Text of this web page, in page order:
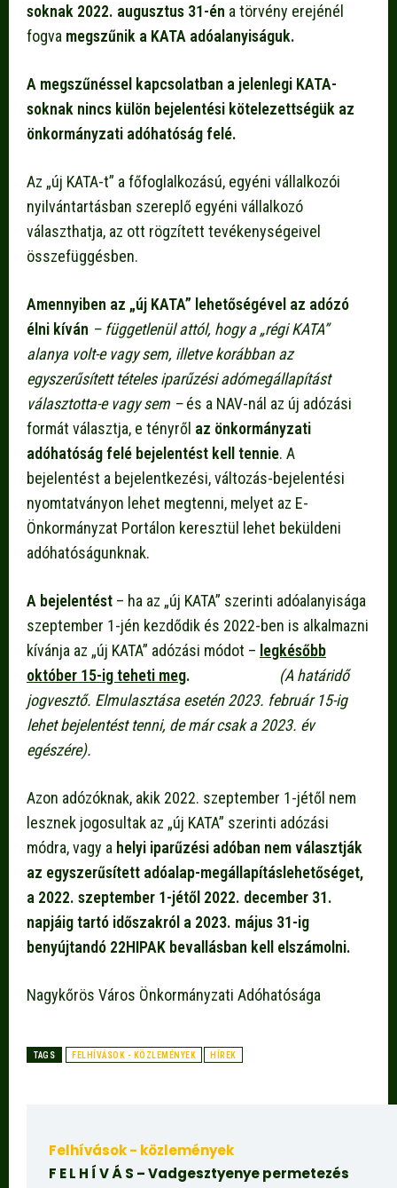
soknak 2022. augusztus 31-én a törvény erejénél
fogva megszűnik a KATA adóalanyiságuk.
A megszűnéssel kapcsolatban a jelenlegi KATA-
soknak nincs külön bejelentési kötelezettségük az
önkormányzati adóhatóság felé.
Az „új KATA-t” a főfoglalkozású, egyéni vállalkozói
nyilvántartásban szereplő egyéni vállalkozó
választhatja, az ott rögzített tevékenységeivel
összefüggésben.
Amennyiben az „új KATA” lehetőségével az adózó
élni kíván – függetlenül attól, hogy a „régi KATA”
alanya volt-e vagy sem, illetve korábban az
egyszerűsített tételes iparűzési adómegállapítást
választotta-e vagy sem –és a NAV-nál az új adózási
formát választja, e tényről az önkormányzati
adóhatóság felé bejelentést kell tennie. A
bejelentést a bejelentkezési, változás-bejelentési
nyomtatványon lehet megtenni, melyet az E-
Önkormányzat Portálon keresztül lehet beküldeni
adóhatóságunknak.
A bejelentést – ha az „új KATA” szerinti adóalanyisága
szeptember 1-jén kezdődik és 2022-ben is alkalmazni
kívánja az „új KATA” adózási módot – legkésőbb
október 15-ig teheti meg. (A határidő
jogvesztő. Elmulasztása esetén 2023. február 15-ig
lehet bejelentést tenni, de már csak a 2023. év
egészére).
Azon adózóknak, akik 2022. szeptember 1-jétől nem
lesznek jogosultak az „új KATA” szerinti adózási
módra, vagy a helyi iparűzési adóban nem választják
az egyszerűsített adóalap-megállapításlehetőséget,
a 2022. szeptember 1-jétől 2022. december 31.
napjáig tartó időszakról a 2023. május 31-ig
benyújtandó 22HIPAK bevallásban kell elszámolni.
Nagykőrös Város Önkormányzati Adóhatósága
TAGS FELHÍVÁSOK - KÖZLEMÉNYEK HÍREK
Felhívások - közlemények
F E L H Í V Á S – Vadgesztyenye permetezés